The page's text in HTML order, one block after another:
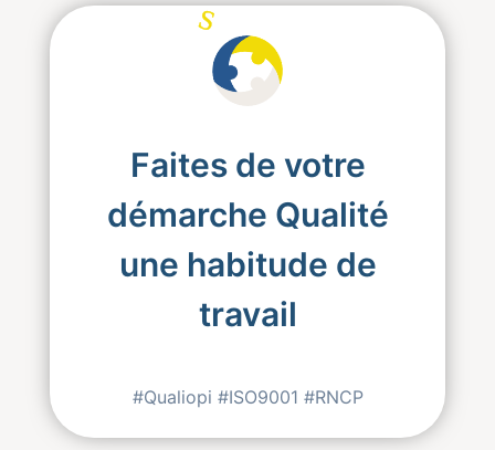
S
Faites de votre
démarche Qualité
une habitude de
travail
#Qualiopi #ISO9001 #RNCP